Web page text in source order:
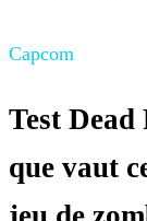
Capcom
Test
que vaut